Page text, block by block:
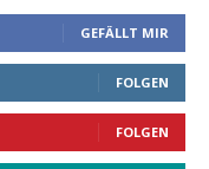
GEFÄLLT MIR
FOLGEN
FOLGEN